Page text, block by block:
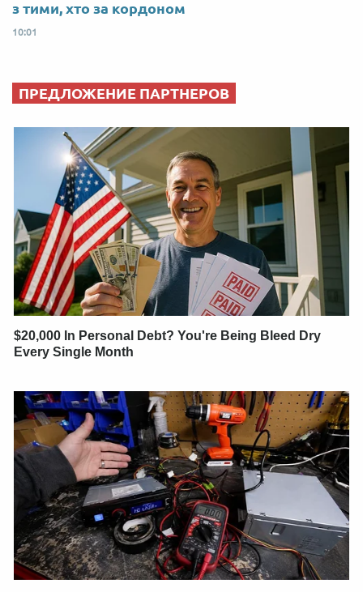
з тими, хто за кордоном
10:01
ПРЕДЛОЖЕНИЕ ПАРТНЕРОВ
$20,000 In Personal Debt? You're Being Bleed Dry
Every Single Month